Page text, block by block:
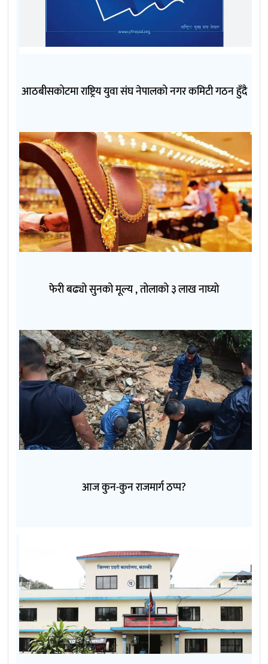
आठबीसकोटमा राष्ट्रिय युवा संघ नेपालको नगर कमिटी गठन हुँदै
फेरी बढ्यो सुनको मूल्य , तोलाको ३ लाख नाघ्यो
आज कुन-कुन राजमार्ग ठप्प?